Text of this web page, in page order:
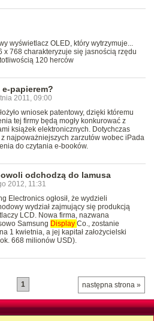
wyświetlacz OLED, który wytrzymuje...
x 768 charakteryzuje się jasnością rzędu
120 herców
e-papierem?
2011, 09:00
wniosek patentowy, dzięki któremu
tej firmy będą mogły konkurować z
książek elektronicznych. Dotychczas
najpoważniejszych zarzutów wobec iPada
do czytania e-booków.
odchodzą do lamusa
2012, 11:31
Electronics ogłosił, że wydzieli
wydział zajmujący się produkcją
LCD. Nowa firma, nazwana
Samsung Display Co., zostanie
1 kwietnia, a jej kapitał założycielski
668 milionów USD).
następna strona »
1